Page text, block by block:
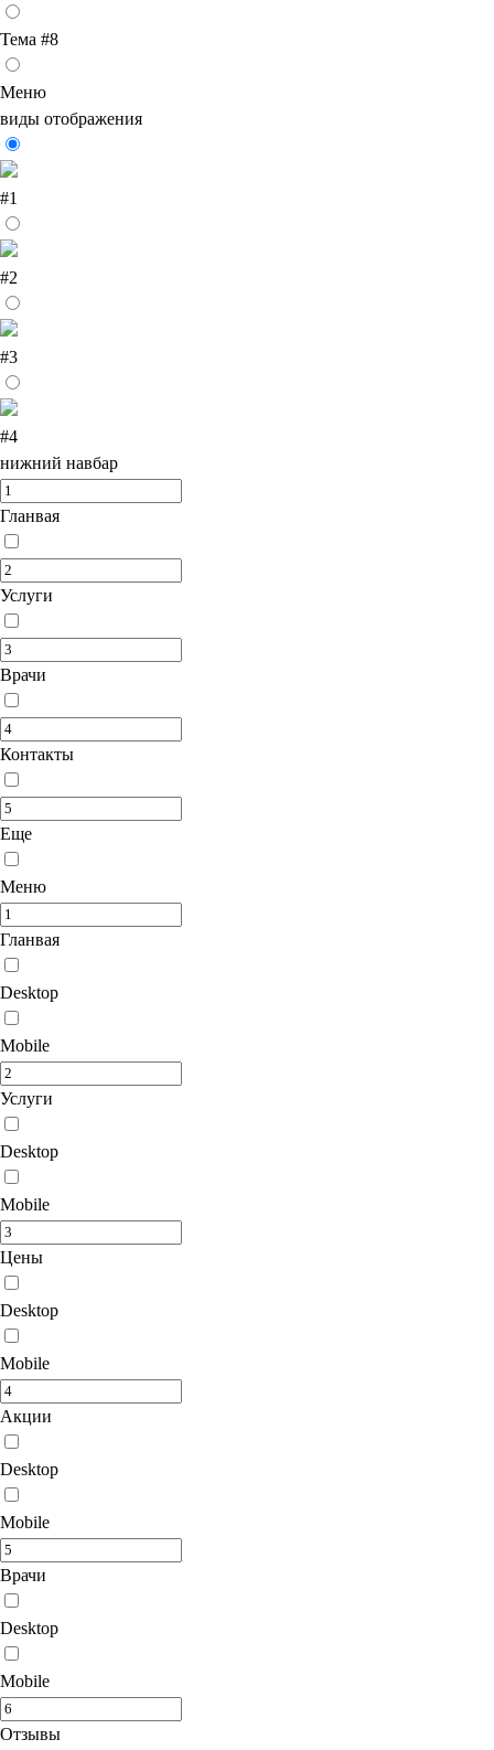
Тема #8
Меню
виды отображения
#1
#2
#3
#4
нижний навбар
Гланвая
Услуги
Врачи
Контакты
Еще
Меню
Гланвая
Desktop
Mobile
Услуги
Desktop
Mobile
Цены
Desktop
Mobile
Акции
Desktop
Mobile
Врачи
Desktop
Mobile
Отзывы